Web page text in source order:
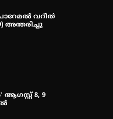
പാറേമൽ വറീത്
അന്തരിച്ചു
ആഗസ്റ്റ് 8, 9